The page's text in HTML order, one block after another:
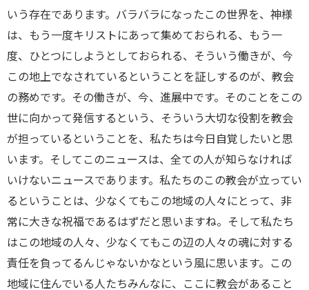
いう存在であります。バラバラになったこの世界を、神様
は、もう一度キリストにあって集めておられる、もう一
度、ひとつにしようとしておられる、そういう働きが、今
この地上でなされているということを証しするのが、教会
の務めです。その働きが、今、進展中です。そのことをこの
世に向かって発信するという、そういう大切な役割を教会
が担っているということを、私たちは今日自覚したいと思
います。そしてこのニュースは、全ての人が知らなければ
いけないニュースであります。私たちのこの教会が立ってい
るということは、少なくてもこの地域の人々にとって、非
常に大きな祝福であるはずだと思いますね。そして私たち
はこの地域の人々、少なくてもこの辺の人々の魂に対する
責任を負ってるんじゃないかなという風に思います。この
地域に住んでいる人たちみんなに、ここに教会があること